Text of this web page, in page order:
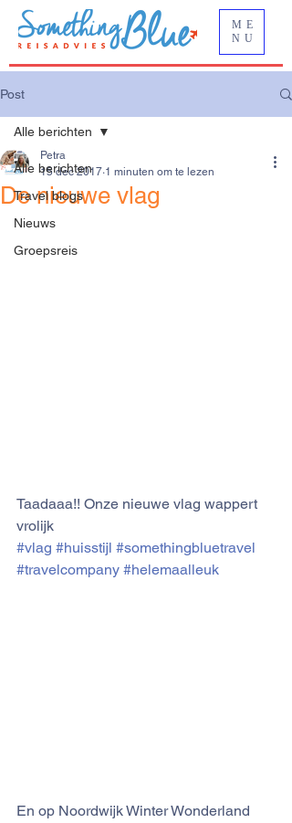
ME
NU
Post
Alle berichten
Travel blogs
Nieuws
Groepsreis
Alle berichten
De nieuwe vlag
Petra
15 dec 2017 1 minuten om te lezen
Taadaaa!! Onze nieuwe vlag wappert
vrolijk
#vlag #huisstijl #somethingbluetravel
#travelcompany #helemaalleuk
En op Noordwijk Winter Wonderland